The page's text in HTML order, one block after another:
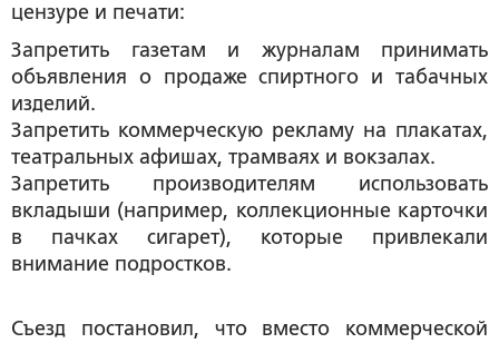
цензуре и печати:
Запретить газетам и журналам принимать
объявления о продаже спиртного и табачных
изделий.
Запретить коммерческую рекламу на плакатах,
театральных афишах, трамваях и вокзалах.
Запретить производителям использовать
вкладыши (например, коллекционные карточки
в пачках сигарет), которые привлекали
внимание подростков.
Съезд постановил, что вместо коммерческой